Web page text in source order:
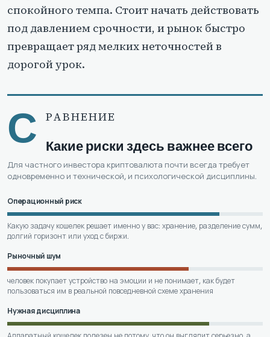
спокойного темпа. Стоит начать действовать
под давлением срочности, и рынок быстро
превращает ряд мелких неточностей в
дорогой урок.
С РАВНЕНИЕ
Какие риски здесь важнее всего
Для частного инвестора криптовалюта почти всегда требует
одновременно и технической, и психологической дисциплины.
Операционный риск
Какую задачу кошелек решает именно у вас: хранение, разделение сумм,
долгий горизонт или уход с биржи.
Рыночный шум
человек покупает устройство на эмоции и не понимает, как будет
пользоваться им в реальной повседневной схеме хранения
Нужная дисциплина